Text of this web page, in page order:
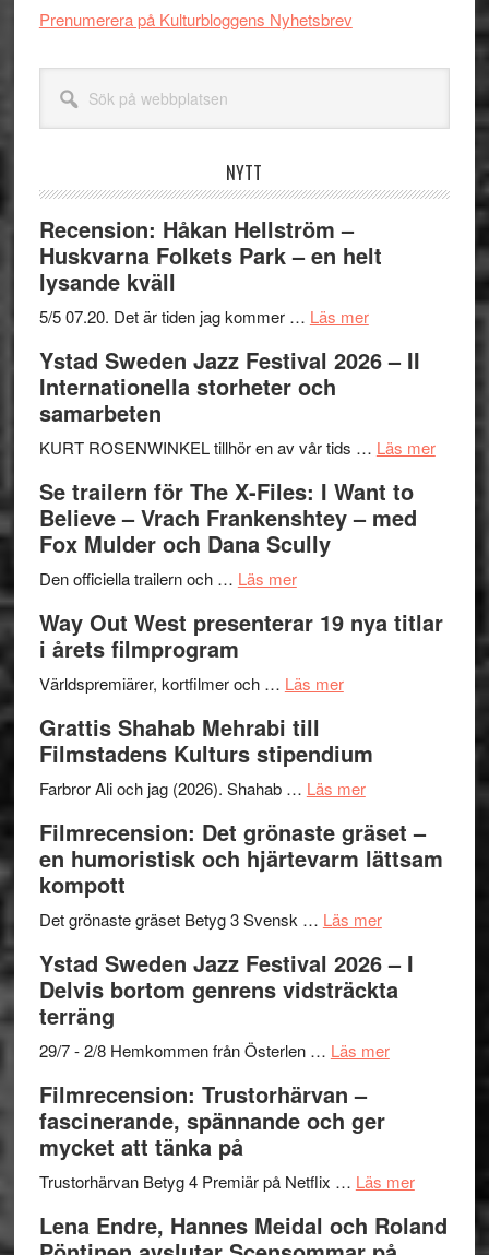
Prenumerera på Kulturbloggens Nyhetsbrev
webbplatsen
NYTT
Recension: Håkan Hellström –
Huskvarna Folkets Park – en helt
lysande kväll
5/5 07.20. Det är tiden jag kommer … Läs merom
Håkan
Huskvarna
Park
–
kväll
Ystad Sweden Jazz Festival 2026 – II
Internationella storheter och
samarbeten
KURT ROSENWINKEL tillhör en av vår tids … Läs merom
II
Se trailern för The X-Files: I Want to
Believe – Vrach Frankenshtey – med
Fox Mulder och Dana Scully
Den officiella trailern och … Läs merom
trailern
The
Files:
I
Want
Believe
–
Frankenshtey
med
Fox
och
Scully
Way Out West presenterar 19 nya titlar
i årets filmprogram
Världspremiärer, kortfilmer och … Läs merom
West
presenterar
nya
titlar
årets
Grattis Shahab Mehrabi till
Filmstadens Kulturs stipendium
Farbror Ali och jag (2026). Shahab … Läs merom
Shahab
Mehrabi
Filmstadens
stipendium
Filmrecension: Det grönaste gräset –
en humoristisk och hjärtevarm lättsam
kompott
Det grönaste gräset Betyg 3 Svensk … Läs merom
Det
grönaste
–
och
lättsam
Ystad Sweden Jazz Festival 2026 – I
Delvis bortom genrens vidsträckta
terräng
29/7 - 2/8 Hemkommen från Österlen … Läs merom
2026
I
Filmrecension: Trustorhärvan –
fascinerande, spännande och ger
mycket att tänka på
Trustorhärvan Betyg 4 Premiär på Netflix … Läs merom
Lena Endre, Hannes Meidal och Roland